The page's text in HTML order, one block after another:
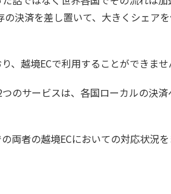
決済を差し置いて、大きくシェア
、越境ECで利用することができませ
のサービスは、各国ローカルの決済
両者の越境ECにおいての対応状況